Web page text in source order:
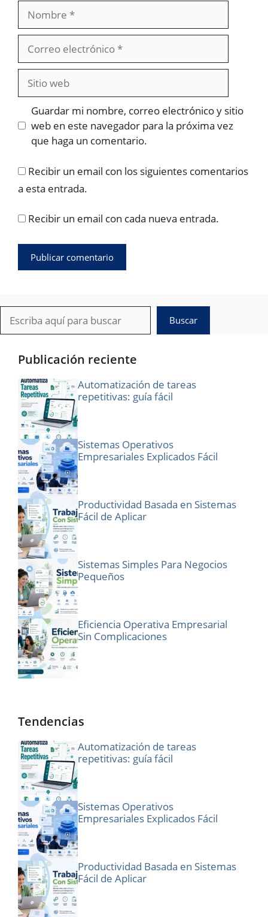
Nombre
electrónico
Sitio
web
Guardar mi nombre, correo electrónico y sitio
web en este navegador para la próxima vez
que haga un comentario.
Recibir un email con los siguientes comentarios
a esta entrada.
Recibir un email con cada nueva entrada.
Buscar
Buscar
Publicación reciente
Automatización de tareas
repetitivas: guía fácil
Sistemas Operativos
Empresariales Explicados Fácil
Productividad Basada en Sistemas
Fácil de Aplicar
Sistemas Simples Para Negocios
Pequeños
Eficiencia Operativa Empresarial
Sin Complicaciones
Tendencias
Automatización de tareas
repetitivas: guía fácil
Sistemas Operativos
Empresariales Explicados Fácil
Productividad Basada en Sistemas
Fácil de Aplicar